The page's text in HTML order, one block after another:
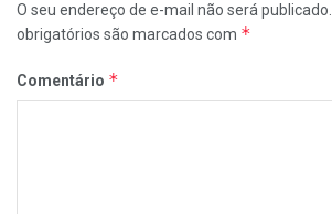
O seu endereço de e-mail não será publicado.
obrigatórios são marcados com *
Comentário *